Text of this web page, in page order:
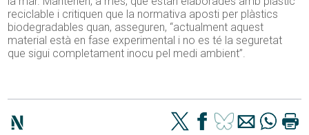
reciclable i critiquen que la normativa aposti per plàstics
biodegradables quan, asseguren, “actualment aquest
material està en fase experimental i no es té la seguretat
que sigui completament inocu pel medi ambient”.